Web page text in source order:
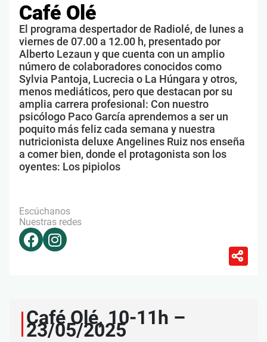
Café Olé
El programa despertador de Radiolé, de lunes a
viernes de 07.00 a 12.00 h, presentado por
Alberto Lezaun y que cuenta con un amplio
número de colaboradores conocidos como
Sylvia Pantoja, Lucrecia o La Húngara y otros,
menos mediáticos, pero que destacan por su
amplia carrera profesional: Con nuestro
psicólogo Paco García aprendemos a ser un
poquito más feliz cada semana y nuestra
nutricionista deluxe Angelines Ruiz nos enseña
a comer bien, donde el protagonista son los
oyentes: Los pipiolos
Escúchanos
Nuestras redes
Café Olé, 10-11h –
23/05/2025